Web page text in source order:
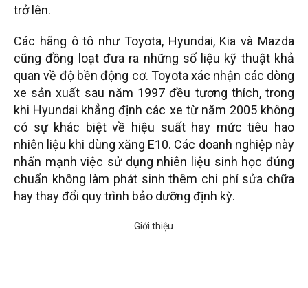
trở lên.
Các hãng ô tô như Toyota, Hyundai, Kia và Mazda
cũng đồng loạt đưa ra những số liệu kỹ thuật khả
quan về độ bền động cơ. Toyota xác nhận các dòng
xe sản xuất sau năm 1997 đều tương thích, trong
khi Hyundai khẳng định các xe từ năm 2005 không
có sự khác biệt về hiệu suất hay mức tiêu hao
nhiên liệu khi dùng xăng E10. Các doanh nghiệp này
nhấn mạnh việc sử dụng nhiên liệu sinh học đúng
chuẩn không làm phát sinh thêm chi phí sửa chữa
hay thay đổi quy trình bảo dưỡng định kỳ.